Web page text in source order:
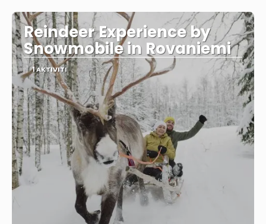
Reindeer Experience by
Snowmobile in Rovaniemi
1 AKTIVITI